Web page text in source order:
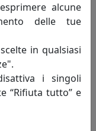
RITRATTO 18X24,
alcune
delle tue
in qualsiasi
i singoli
“Rifiuta tutto” e